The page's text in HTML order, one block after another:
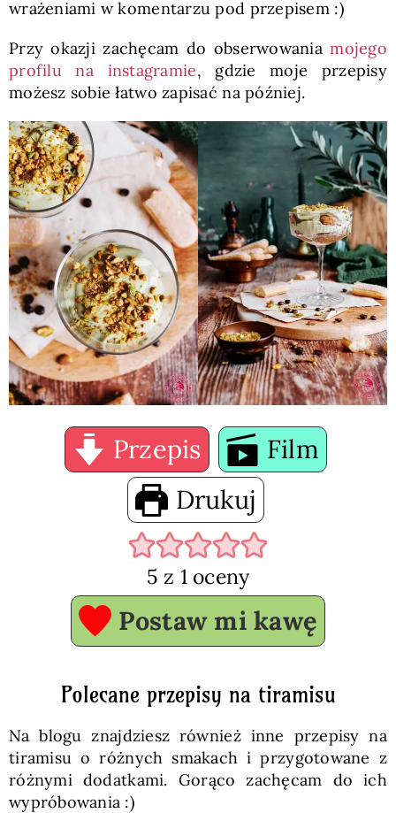
wrażeniami w komentarzu pod przepisem :)
Przy okazji zachęcam do obserwowaniamojego
profilu na instagramie, gdzie moje przepisy
możesz sobie łatwo zapisać na później.
Przepis
Film
Drukuj
5 z 1 oceny
Postaw mi kawę
Polecane przepisy na tiramisu
Na blogu znajdziesz również inne przepisy na
tiramisu o różnych smakach i przygotowane z
różnymi dodatkami. Gorąco zachęcam do ich
wypróbowania :)